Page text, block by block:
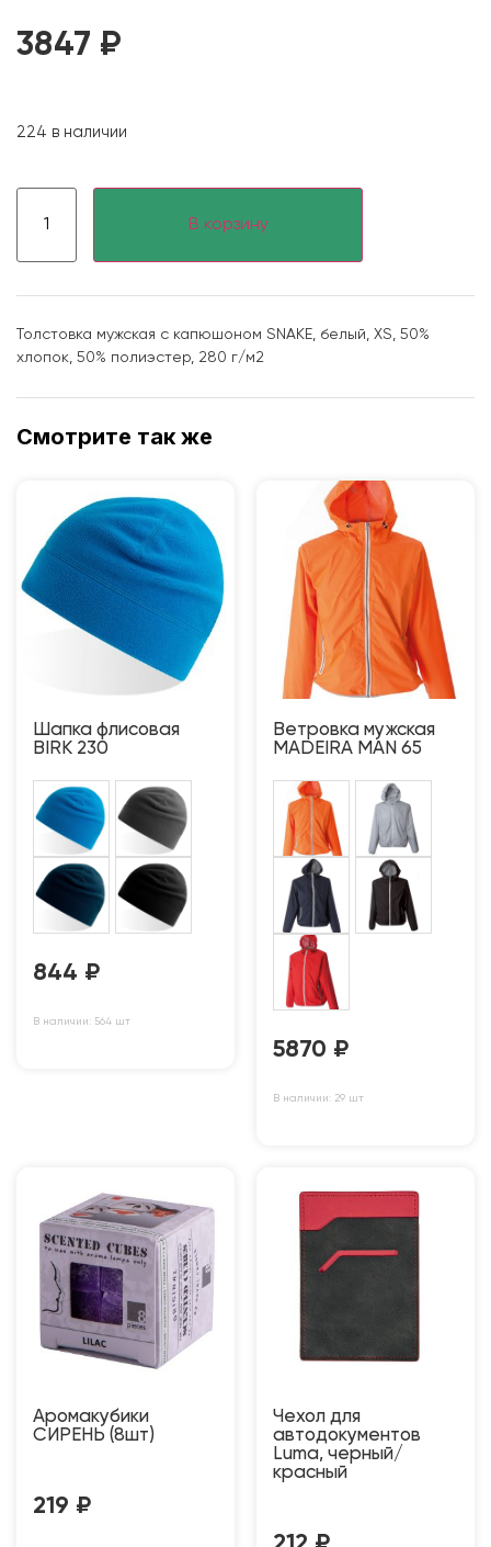
3847 ₽
224 в наличии
В корзину
Толстовка мужская с капюшоном SNAKE, белый, XS, 50%
хлопок, 50% полиэстер, 280 г/м2
Смотрите так же
Шапка флисовая
BIRK 230
844 ₽
В наличии: 564 шт
Ветровка мужская
MADEIRA MAN 65
5870 ₽
В наличии: 29 шт
Аромакубики
СИРЕНЬ (8шт)
219 ₽
Чехол для
автодокументов
Luma, черный/
красный